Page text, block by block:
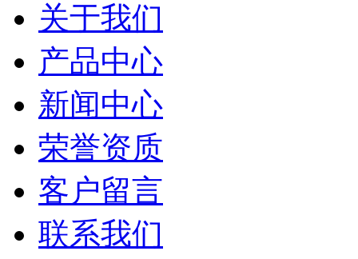
关于我们
产品中心
新闻中心
荣誉资质
客户留言
联系我们